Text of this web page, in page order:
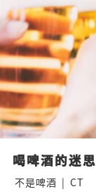
喝啤酒的迷思
不是啤酒 | CT